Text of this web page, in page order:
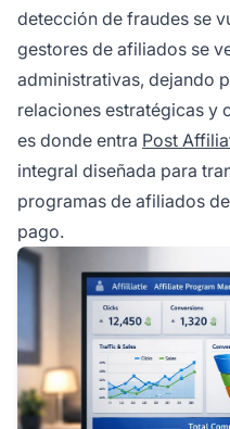
detección de fraudes se
gestores de afiliados se
administrativas, dejando
relaciones estratégicas y
es donde entra Post
integral diseñada para
programas de afiliados
pago.